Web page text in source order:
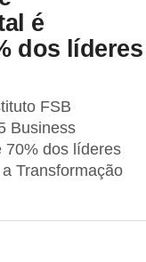
é
dos líderes
FSB
Business
70% dos líderes
Transformação